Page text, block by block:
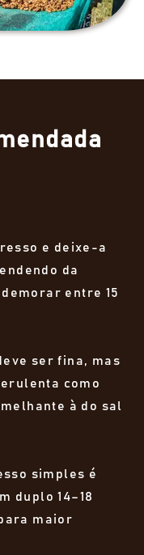
e deixe-a
da
entre 15
ser fina, mas
como
à do sal
simples é
duplo 14–18
maior